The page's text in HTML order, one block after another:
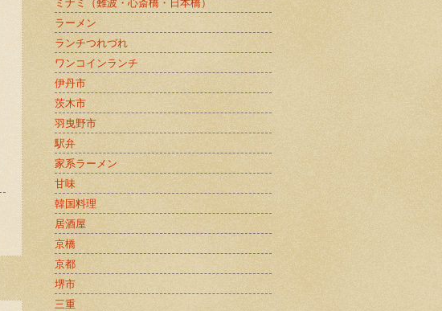
ミナミ（難波・心斎橋・日本橋）
ラーメン
ランチつれづれ
ワンコインランチ
伊丹市
茨木市
羽曳野市
駅弁
家系ラーメン
甘味
韓国料理
居酒屋
京橋
京都
堺市
三重